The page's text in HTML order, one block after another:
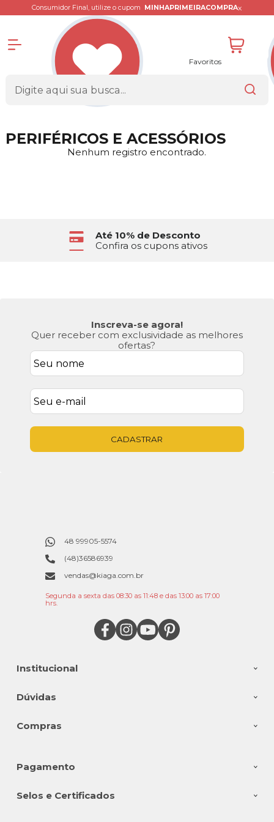
Consumidor Final, utilize o cupom MINHAPRIMEIRACOMPRAx
Favoritos
PERIFÉRICOS E ACESSÓRIOS
Nenhum registro encontrado.
Até 10% de Desconto
Confira os cupons ativos
Inscreva-se agora!
Quer receber com exclusividade as melhores
ofertas?
CADASTRAR
Institucional
Dúvidas
Compras
48 99905-5574
(48)36586939
vendas@kiaga.com.br
Segunda a sexta das 08:30 as 11:48 e das 13:00 as 17:00
hrs.
Pagamento
Selos e Certificados